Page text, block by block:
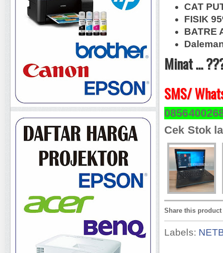
CAT
FISIK
BATRE
Minat ...
SMS/
Cek Stok
Share this product
Labels: